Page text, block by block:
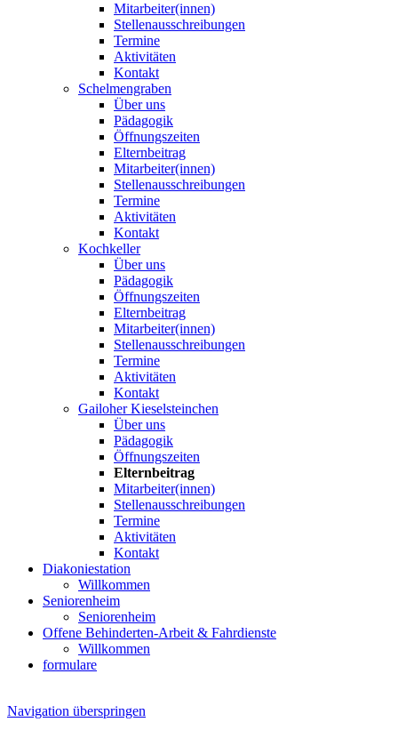
Mitarbeiter(innen)
Stellenausschreibungen
Termine
Aktivitäten
Kontakt
Schelmengraben
Über uns
Pädagogik
Öffnungszeiten
Elternbeitrag
Mitarbeiter(innen)
Stellenausschreibungen
Termine
Aktivitäten
Kontakt
Kochkeller
Über uns
Pädagogik
Öffnungszeiten
Elternbeitrag
Mitarbeiter(innen)
Stellenausschreibungen
Termine
Aktivitäten
Kontakt
Gailoher Kieselsteinchen
Über uns
Pädagogik
Öffnungszeiten
Elternbeitrag
Mitarbeiter(innen)
Stellenausschreibungen
Termine
Aktivitäten
Kontakt
Diakoniestation
Willkommen
Seniorenheim
Seniorenheim
Offene Behinderten-Arbeit & Fahrdienste
Willkommen
formulare
Navigation überspringen